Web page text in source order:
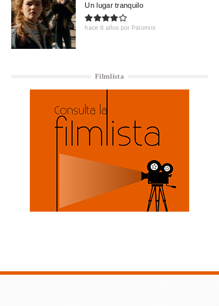
Un lugar tranquilo
hace 8 años por Palomiix
Filmlista